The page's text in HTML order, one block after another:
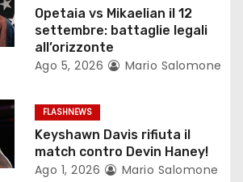
Opetaia vs Mikaelian il 12
settembre: battaglie legali
all’orizzonte
Ago 5, 2026 Mario Salomone
FLASHNEWS
Keyshawn Davis rifiuta il
match contro Devin Haney!
Ago 1, 2026 Mario Salomone